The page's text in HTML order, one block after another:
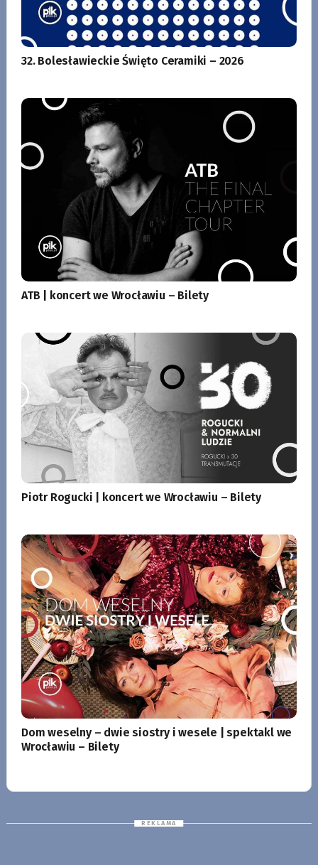
32. Bolesławieckie Święto Ceramiki – 2026
ATB | koncert we Wrocławiu – Bilety
Piotr Rogucki | koncert we Wrocławiu – Bilety
Dom weselny – dwie siostry i wesele | spektakl we
Wrocławiu – Bilety